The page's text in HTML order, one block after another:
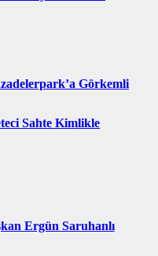
Görkemli
Sahte Kimlikle
Ergün Saruhanlı